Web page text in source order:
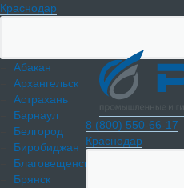
Краснодар
Абакан
Архангельск
Астрахань
Барнаул
Белгород
Биробиджан
Благовещенск
Брянск
8 (800) 550-66-17
Краснодар